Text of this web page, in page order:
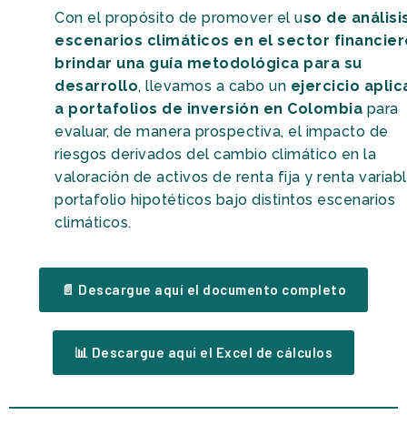
Con el propósito de promover el uso de
escenarios climáticos en el sector
brindar una guía metodológica para su
desarrollo, llevamos a cabo un ejercicio
a portafolios de inversión en Colombia para
evaluar, de manera prospectiva, el impacto de
riesgos derivados del cambio climático en la
valoración de activos de renta fija y renta
portafolio hipotéticos bajo distintos escenarios
climáticos.
📄 Descargue aquí el documento completo
📊 Descargue aquí el Excel de cálculos